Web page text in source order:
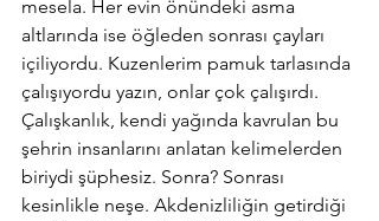
mesela. Her evin önündeki asma
altlarında ise öğleden sonrası çayları
içiliyordu. Kuzenlerim pamuk tarlasında
çalışıyordu yazın, onlar çok çalışırdı.
Çalışkanlık, kendi yağında kavrulan bu
şehrin insanlarını anlatan kelimelerden
biriydi şüphesiz. Sonra? Sonrası
kesinlikle neşe. Akdenizliliğin getirdiği